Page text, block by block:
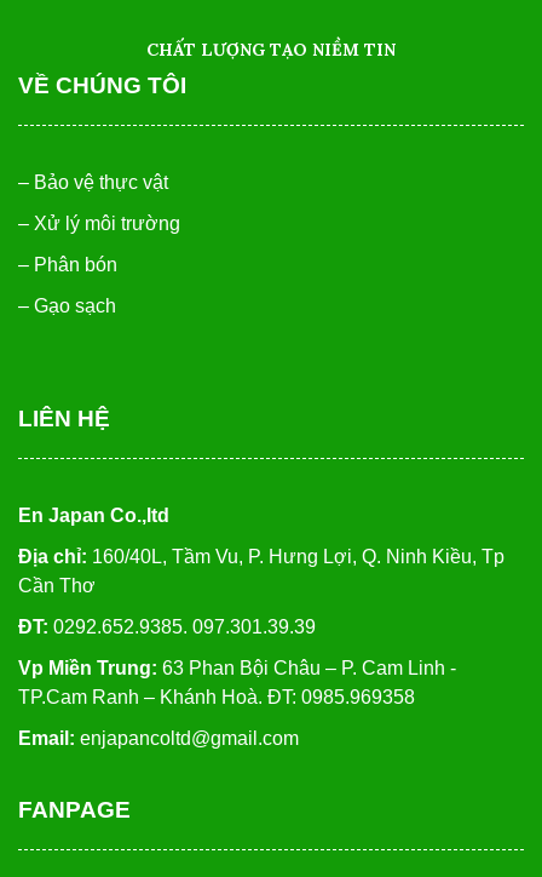
CHẤT LƯỢNG TẠO NIỀM TIN
VỀ CHÚNG TÔI
– Bảo vệ thực vật
– Xử lý môi trường
– Phân bón
– Gạo sạch
LIÊN HỆ
En Japan Co.,ltd
Địa chỉ: 160/40L, Tầm Vu, P. Hưng Lợi, Q. Ninh Kiều, Tp
Cần Thơ
ĐT: 0292.652.9385. 097.301.39.39
Vp Miền Trung: 63 Phan Bội Châu – P. Cam Linh -
TP.Cam Ranh – Khánh Hoà. ĐT: 0985.969358
Email: enjapancoltd@gmail.com
FANPAGE